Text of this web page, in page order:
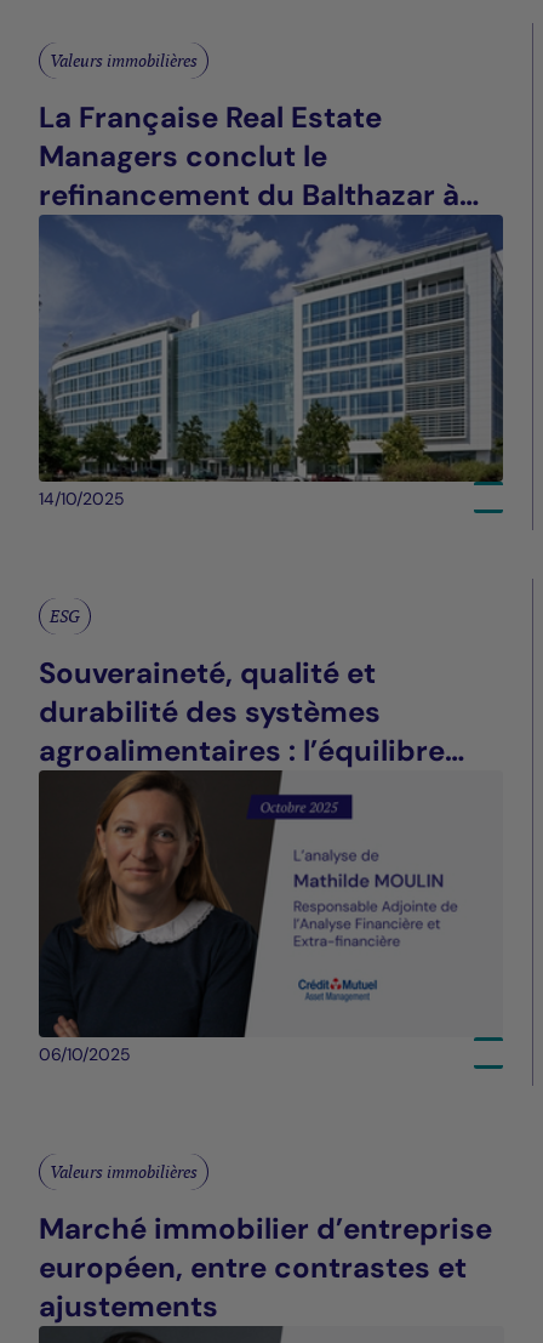
Valeurs immobilières
La Française Real Estate
Managers conclut le
refinancement du Balthazar à
Saint-Denis (93)
14/10/2025
ESG
Souveraineté, qualité et
durabilité des systèmes
agroalimentaires : l’équilibre
impossible ?
06/10/2025
Valeurs immobilières
Marché immobilier d’entreprise
européen, entre contrastes et
ajustements